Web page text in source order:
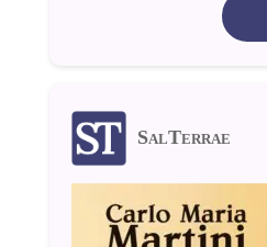
SalTerrae